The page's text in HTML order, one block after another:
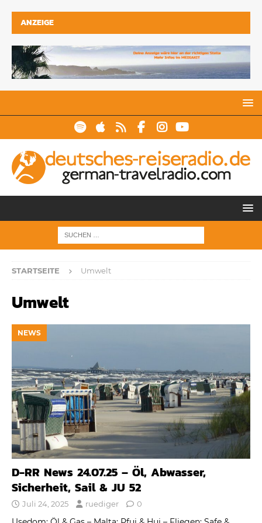
ANZEIGE
STARTSEITE Umwelt
Umwelt
NEWS
D-RR News 24.07.25 – Öl, Abwasser,
Sicherheit, Sail & JU 52
Juli 24, 2025 ruediger 0